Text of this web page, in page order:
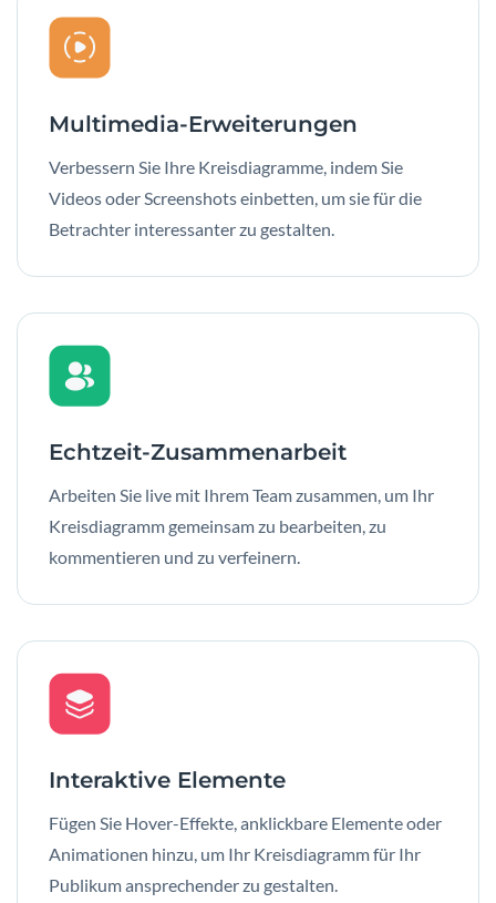
Multimedia-Erweiterungen
Verbessern Sie Ihre Kreisdiagramme, indem Sie
Videos oder Screenshots einbetten, um sie für die
Betrachter interessanter zu gestalten.
Echtzeit-Zusammenarbeit
Arbeiten Sie live mit Ihrem Team zusammen, um Ihr
Kreisdiagramm gemeinsam zu bearbeiten, zu
kommentieren und zu verfeinern.
Interaktive Elemente
Fügen Sie Hover-Effekte, anklickbare Elemente oder
Animationen hinzu, um Ihr Kreisdiagramm für Ihr
Publikum ansprechender zu gestalten.